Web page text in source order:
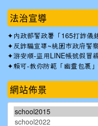
法治宣導
✦ 內政部警政署「165打詐儀
✦反詐騙宣導~桃園市政府警
✦游安順-盜用LINE帳號假冒
✦賴可-教你防範「幽靈包裹
網站佈景